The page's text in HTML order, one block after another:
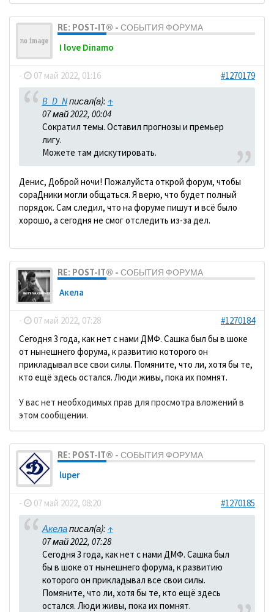
RE: POST-IT® - СОБЫТИЯ ФОРУМА
I love Dinamo
- 07 май 2022, 01:16 #1270179
B_D_Nписал(а): ↑
07 май 2022, 00:04
Сократил темы. Оставил прогнозы и премьер
лигу.
Можете там дискутировать.
Денис, Доброй ночи! Пожалуйста открой форум, чтобы
сораДники могли общаться. Я верю, что будет полный
порядок. Сам следил, что на форуме пишут и всё было
хорошо, а сегодня не смог отследить из-за дел.
RE: POST-IT® - СОБЫТИЯ ФОРУМА
Акела
- 07 май 2022, 07:28
#1270184
Сегодня 3 года, как нет с нами ДМФ. Сашка был бы в шоке
от нынешнего форума, к развитию которого он
прикладывал все свои силы. Помяните, что ли, хотя бы те,
кто ещё здесь остался. Люди живы, пока их помнят.
У вас нет необходимых прав для просмотра вложений в
этом сообщении.
RE: POST-IT® - СОБЫТИЯ ФОРУМА
luper
- 07 май 2022, 08:20 #1270185
Акелаписал(а): ↑
07 май 2022, 07:28
Сегодня 3 года, как нет с нами ДМФ. Сашка был
бы в шоке от нынешнего форума, к развитию
которого он прикладывал все свои силы.
Помяните, что ли, хотя бы те, кто ещё здесь
остался. Люди живы, пока их помнят.